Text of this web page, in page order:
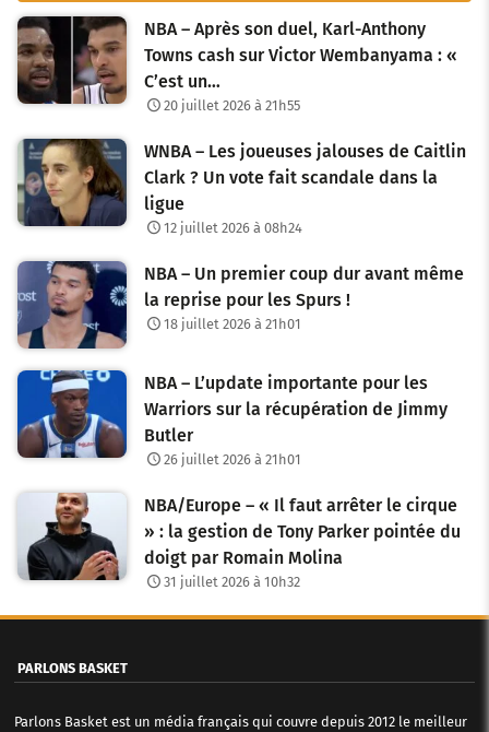
NBA – Après son duel, Karl-Anthony
Towns cash sur Victor Wembanyama : «
C’est un…
20 juillet 2026 à 21h55
WNBA – Les joueuses jalouses de Caitlin
Clark ? Un vote fait scandale dans la
ligue
12 juillet 2026 à 08h24
NBA – Un premier coup dur avant même
la reprise pour les Spurs !
18 juillet 2026 à 21h01
NBA – L’update importante pour les
Warriors sur la récupération de Jimmy
Butler
26 juillet 2026 à 21h01
NBA/Europe – « Il faut arrêter le cirque
» : la gestion de Tony Parker pointée du
doigt par Romain Molina
31 juillet 2026 à 10h32
PARLONS BASKET
Parlons Basket est un média français qui couvre depuis 2012 le meilleur